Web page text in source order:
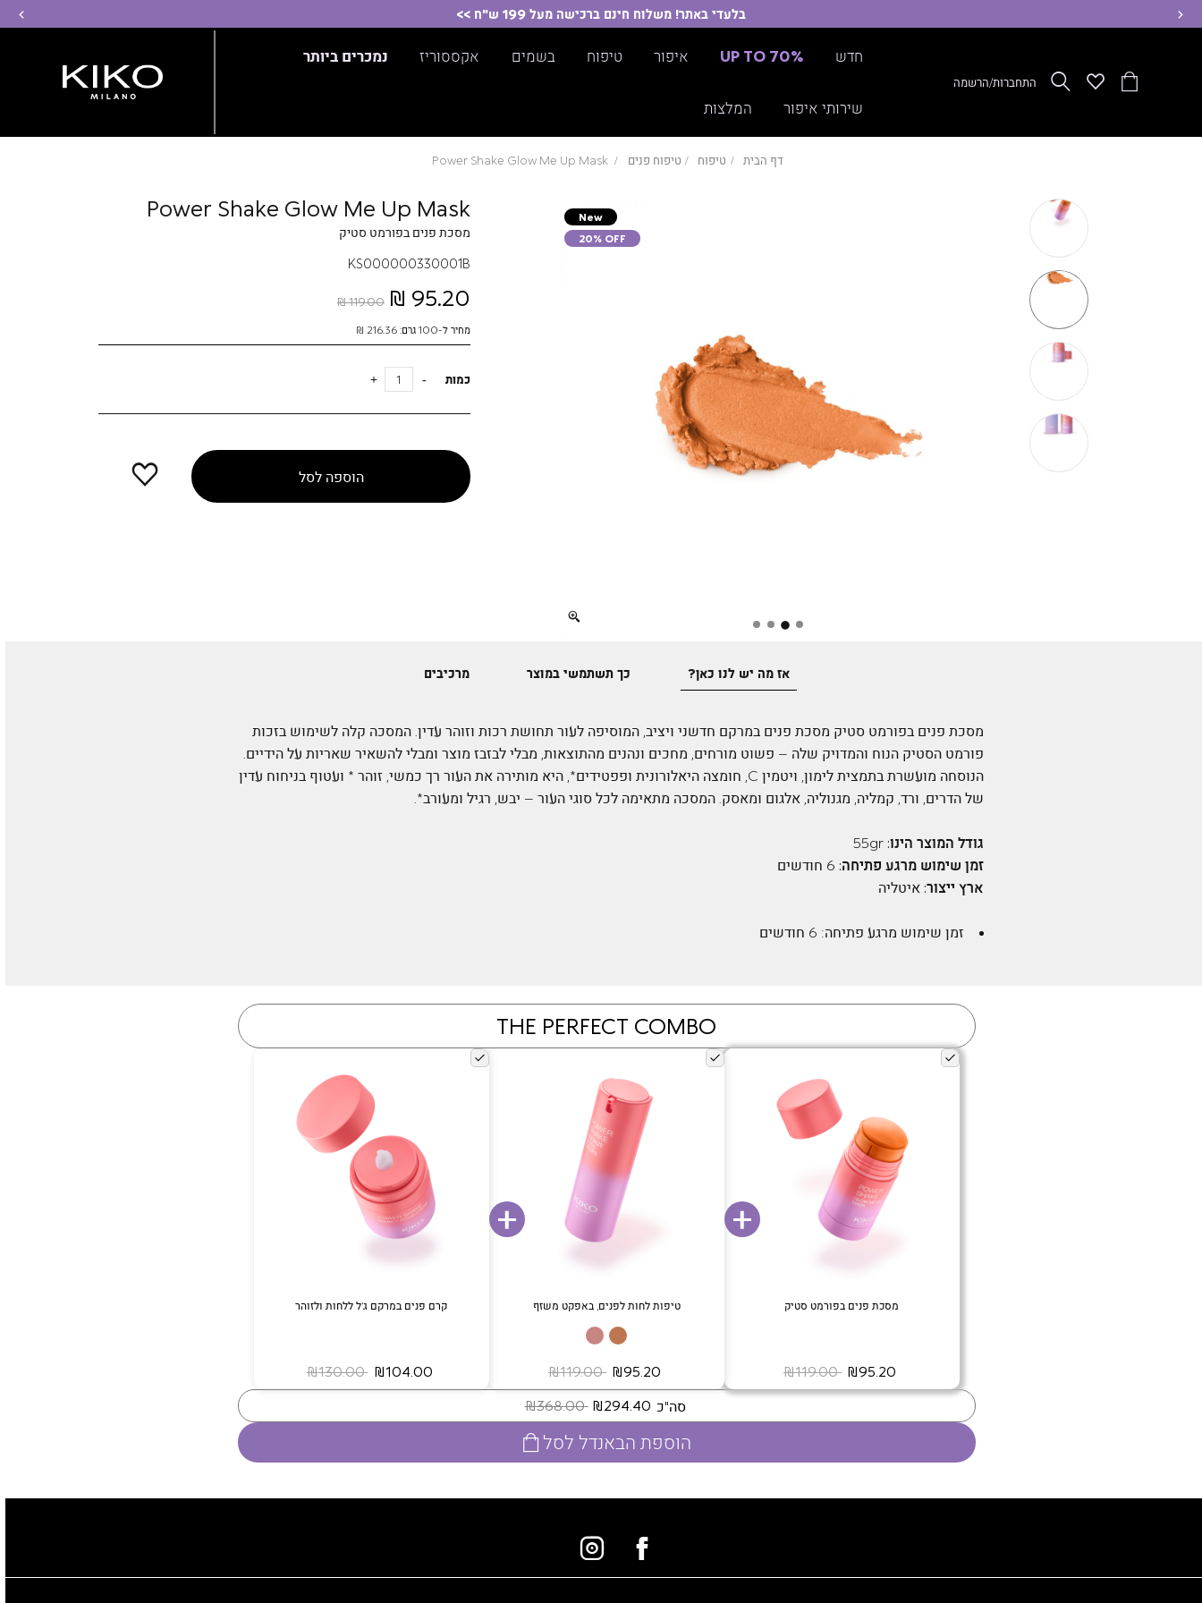
בלעדי באתר! משלוח חינם ברכישה מעל 199 ש"ח >>
הסל
Wishlistחפשהתחברות/הרשמה
חדש UP TO 70% איפור טיפוח בשמים אקססוריז נמכרים ביותר
שירותי איפור המלצות
דף הבית טיפוח טיפוח פנים Power Shake Glow Me Up Mask
Full
New
20% OFF
Power Shake Glow Me Up Mask
מסכת פנים בפורמט סטיק
KS000000330001B
95.20 ₪
119.00 ₪
מחיר ל-100 גרם: 216.36 ₪
כמות
הוספה
הוספה לסל
אז מה יש לנו כאן? כך תשתמשי במוצר מרכיבים
מסכת פנים בפורמט סטיק מסכת פנים במרקם חדשני ויציב, המוסיפה לעור תחושת רכות וזוהר עדין. המסכה קלה לשימוש בזכות
פורמט הסטיק הנוח והמדויק שלה – פשוט מורחים, מחכים ונהנים מהתוצאות, מבלי לבזבז מוצר ומבלי להשאיר שאריות על הידיים.
הנוסחה מועשרת בתמצית לימון, ויטמין C, חומצה היאלורונית ופפטידים*, היא מותירה את העור רך כמשי, זוהר * ועטוף בניחוח עדין
של הדרים, ורד, קמליה, מגנוליה, אלגום ומאסק. המסכה מתאימה לכל סוגי העור – יבש, רגיל ומעורב*.
גודל המוצר הינו:55gr
זמן שימוש מרגע פתיחה: 6 חודשים
ארץ ייצור:איטליה
זמן שימוש מרגע פתיחה: 6 חודשים
מסכת פנים בפורמט סטיק
‏ ₪119.00
טיפות לחות לפנים, באפקט משזף
‏ ₪119.00
קרם פנים במרקם ג’ל ללחות ולזוהר
‏ ₪130.00
THE PERFECT COMBO
סה"כ ‏ ₪368.00
הוספת הבאנדל לסל